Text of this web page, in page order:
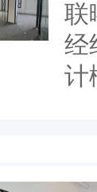
联
经
计